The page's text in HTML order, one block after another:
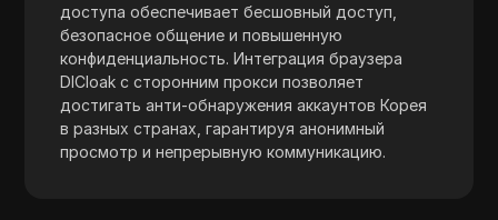
OnlyFans
Outbrain
Pandora
Patreon
Швеция
Украина
Соединенное Королевство Великобритании и
Северной Ирландии
доступа обеспечивает бесшовный доступ,
безопасное общение и повышенную
конфиденциальность. Интеграция браузера
DICloak с сторонним прокси позволяет
достигать анти-обнаружения аккаунтов Корея
в разных странах, гарантируя анонимный
просмотр и непрерывную коммуникацию.